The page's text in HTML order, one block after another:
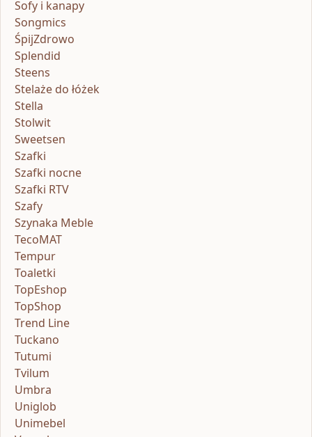
Sofy i kanapy
Songmics
ŚpijZdrowo
Splendid
Steens
Stelaże do łóżek
Stella
Stolwit
Sweetsen
Szafki
Szafki nocne
Szafki RTV
Szafy
Szynaka Meble
TecoMAT
Tempur
Toaletki
TopEshop
TopShop
Trend Line
Tuckano
Tutumi
Tvilum
Umbra
Uniglob
Unimebel